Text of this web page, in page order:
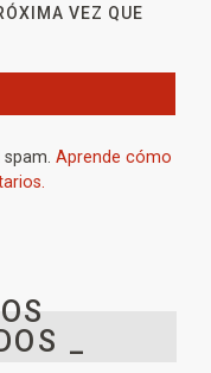
VEZ QUE
Aprende cómo
_